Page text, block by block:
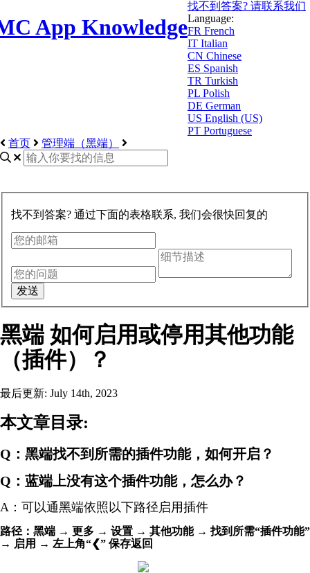
App Knowledge
找不到答案? 请联系我们
Language:
FR French
IT Italian
CN Chinese
ES Spanish
TR Turkish
PL Polish
DE German
US English (US)
PT Portuguese
首页
管理端（黑端）
找不到答案? 通过下面的表格联系, 我们会很快回复的
黑端 如何启用或停用其他功能
（插件）？
最后更新: July 14th, 2023
本文章目录:
Q：黑端找不到所需的插件功能，如何开启？
Q：蓝端上没有这个插件功能，怎么办？
A：可以通黑端依照以下路径启用插件
路径：黑端 → 更多 → 设置 → 其他功能 → 找到所需“插件功能”
→ 启用 → 左上角“❮” 保存返回